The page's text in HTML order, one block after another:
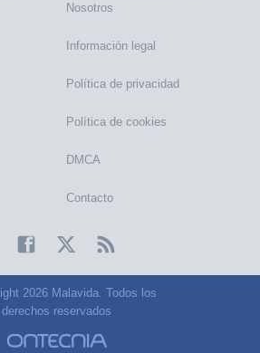
Nosotros
Información legal
Política de privacidad
Política de cookies
DMCA
Contacto
2026 Malavida. Todos los
derechos reservados